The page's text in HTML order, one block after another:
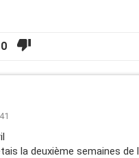
0
la deuxième semaines